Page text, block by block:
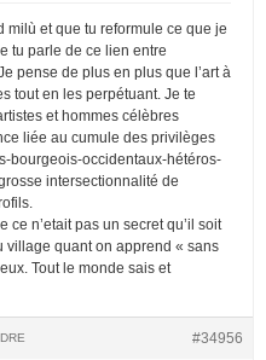
milù et que tu reformule ce que je
tu parle de ce lien entre
pense de plus en plus que l’art à
tout en les perpétuant. Je te
et hommes célèbres
liée au cumule des privilèges
bourgeois-occidentaux-hétéros-
intersectionnalité de
ce n’etait pas un secret qu’il soit
village quant on apprend « sans
Tout le monde sais et
#34956